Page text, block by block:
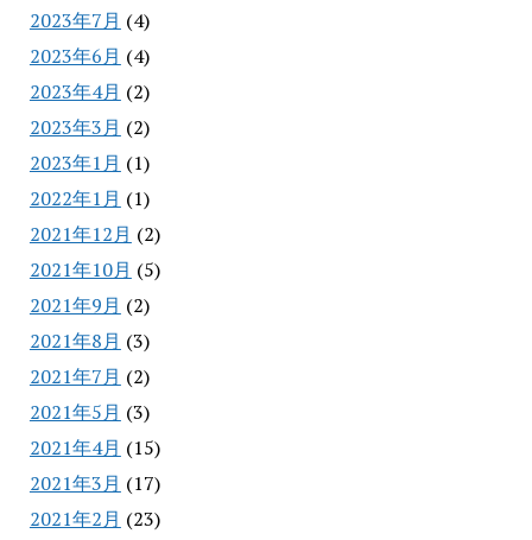
2023年7月 (4)
2023年6月 (4)
2023年4月 (2)
2023年3月 (2)
2023年1月 (1)
2022年1月 (1)
2021年12月 (2)
2021年10月 (5)
2021年9月 (2)
2021年8月 (3)
2021年7月 (2)
2021年5月 (3)
2021年4月 (15)
2021年3月 (17)
2021年2月 (23)